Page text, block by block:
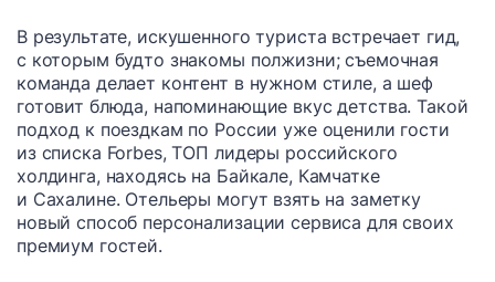
В результате, искушенного туриста встречает гид,
с которым будто знакомы полжизни; съемочная
команда делает контент в нужном стиле, а шеф
готовит блюда, напоминающие вкус детства. Такой
подход к поездкам по России уже оценили гости
из списка Forbes, ТОП лидеры российского
холдинга, находясь на Байкале, Камчатке
и Сахалине. Отельеры могут взять на заметку
новый способ персонализации сервиса для своих
премиум гостей.